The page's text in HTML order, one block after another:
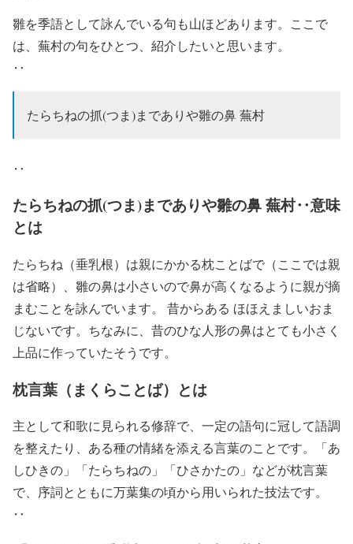
雛を季語として詠んでいる句も山ほどあります。ここで
は、蕪村の句をひとつ、紹介したいと思います。
‥
たらちねの抓(つま)までありや雛の鼻 蕪村
‥
たらちねの抓(つま)までありや雛の鼻 蕪村‥意味
とは
たらちね（垂乳根）は親にかかる枕ことばで（ここでは親
は省略）、雛の鼻は小さいので鼻が高くなるように親が摘
まむことを詠んでいます。 昔からある ほほえましいおま
じないです。ちなみに、昔のひな人形の鼻はとても小さく
上品に作っていたそうです。
枕言葉（まくらことば）とは
主として和歌に見られる修辞で、一定の語句に冠して語調
を整えたり、ある種の情緒を添える言葉のことです。「あ
しひきの」「たらちねの」「ひさかたの」などが枕言葉
で、序詞とともに万葉集の頃から用いられた技法です。
‥